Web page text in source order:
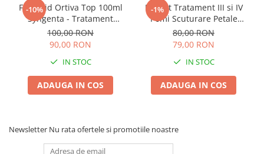
-10%
Fungicid Ortiva Top 100ml
Syngenta - Tratament
Sistemic contra Manei,
Fainarii si Alternariozei
100,00 RON
90,00 RON
IN STOC
ADAUGA IN COS
-1%
Pachet Tratament III si IV
Pomi Scuturare Petale
Solarex - Kit Profesional
Complet pentru 100L Apa
80,00 RON
79,00 RON
IN STOC
ADAUGA IN COS
Newsletter Nu rata ofertele si promotiile noastre